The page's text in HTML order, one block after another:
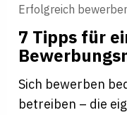
Erfolgreich
7 Tipps für
Sich bewerben
betreiben – die